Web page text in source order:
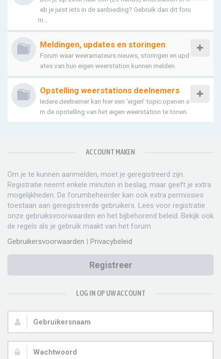
eb je juist iets in de aanbieding? Gebruik dan dit foru
m...
Meldingen, updates en storingen
Forum waar weeramateurs nieuws, storingen en upd
ates van hun eigen weerstation kunnen melden.
Opstelling weerstations deelnemers
Iedere deelnemer kan hier een 'eigen' topic openen o
m de opstelling van het eigen weerstation te tonen.
ACCOUNT MAKEN
Om je te kunnen aanmelden, moet je geregistreerd zijn.
Registratie neemt enkele minuten in beslag, maar geeft je extra
mogelijkheden. De forumbeheerder kan ook extra permissies
toestaan aan geregistreerde gebruikers. Lees voor registratie
onze gebruiksvoorwaarden en het bijbehorend beleid. Bekijk ook
de regels als je gebruik maakt van het forum.
Gebruikersvoorwaarden | Privacybeleid
Registreer
LOG IN OP UW ACCOUNT
Gebruikersnaam:
Wachtwoord: